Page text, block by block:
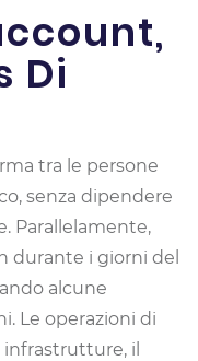
Di
tra le persone
senza dipendere
Parallelamente,
durante i giorni del
alcune
Le operazioni di
il